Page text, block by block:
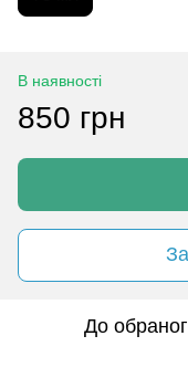
В наявності
850 грн
До